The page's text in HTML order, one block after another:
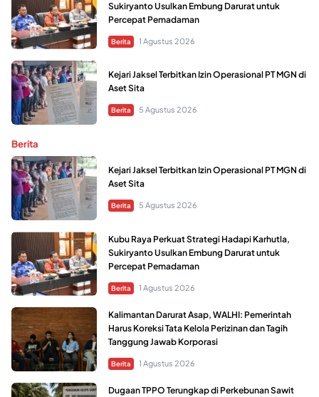
Sukiryanto Usulkan Embung Darurat untuk
Percepat Pemadaman
Berita 1 Agustus 2026
Kejari Jaksel Terbitkan Izin Operasional PT MGN di
Aset Sita
Berita 5 Agustus 2026
Berita
Kejari Jaksel Terbitkan Izin Operasional PT MGN di
Aset Sita
Berita 5 Agustus 2026
Kubu Raya Perkuat Strategi Hadapi Karhutla,
Sukiryanto Usulkan Embung Darurat untuk
Percepat Pemadaman
Berita 1 Agustus 2026
Kalimantan Darurat Asap, WALHI: Pemerintah
Harus Koreksi Tata Kelola Perizinan dan Tagih
Tanggung Jawab Korporasi
Berita 1 Agustus 2026
Dugaan TPPO Terungkap di Perkebunan Sawit